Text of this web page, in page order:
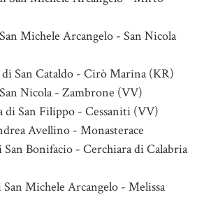
Michele Arcangelo - San Nicola
di San Cataldo - Cirò Marina (KR)
Nicola - Zambrone (VV)
di San Filippo - Cessaniti (VV)
Avellino - Monasterace
San Bonifacio - Cerchiara di Calabria
San Michele Arcangelo - Melissa